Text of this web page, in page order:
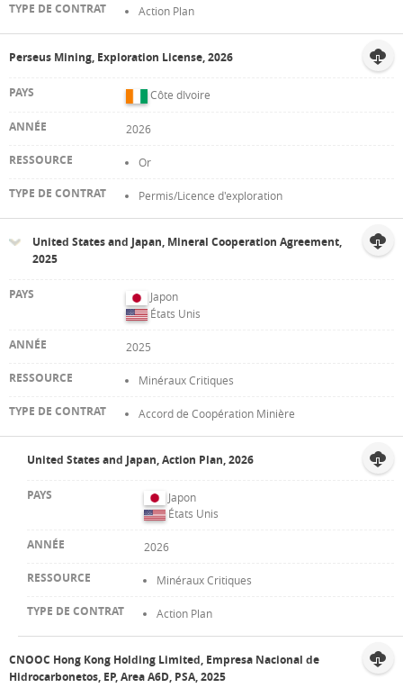
Action Plan
Perseus Mining, Exploration License, 2026
Côte dIvoire
2026
Or
Permis/Licence d'exploration
United States and Japan, Mineral Cooperation Agreement,
2025
Japon
États Unis
2025
Minéraux Critiques
Accord de Coopération Minière
United States and Japan, Action Plan, 2026
Japon
États Unis
2026
Minéraux Critiques
Action Plan
CNOOC Hong Kong Holding Limited, Empresa Nacional de
Hidrocarbonetos, EP, Area A6D, PSA, 2025